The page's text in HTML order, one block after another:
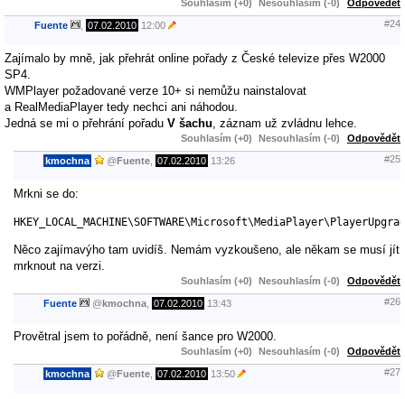
Souhlasím (+0) Nesouhlasím (-0) Odpovědět
Fuente 07.02.2010 12:00 #24
Zajímalo by mně, jak přehrát online pořady z České televize přes W2000
SP4.
WMPlayer požadované verze 10+ si nemůžu nainstalovat
a RealMediaPlayer tedy nechci ani náhodou.
Jedná se mi o přehrání pořadu V šachu, záznam už zvládnu lehce.
Souhlasím (+0) Nesouhlasím (-0) Odpovědět
kmochna @Fuente 07.02.2010 13:26 #25
Mrkni se do:
Něco zajímavýho tam uvidíš. Nemám vyzkoušeno, ale někam se musí jít
mrknout na verzi.
Souhlasím (+0) Nesouhlasím (-0) Odpovědět
Fuente @kmochna 07.02.2010 13:43 #26
Provětral jsem to pořádně, není šance pro W2000.
Souhlasím (+0) Nesouhlasím (-0) Odpovědět
kmochna @Fuente 07.02.2010 13:50 #27